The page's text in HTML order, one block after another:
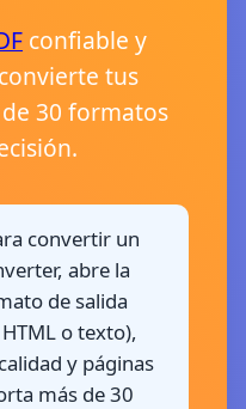
confiable y
tus
30 formatos
convertir un
abre la
de salida
o texto),
y páginas
más de 30